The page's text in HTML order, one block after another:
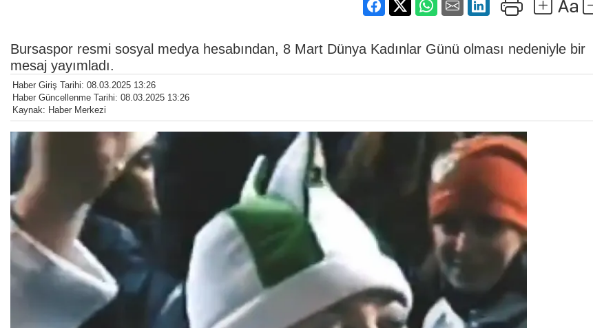
Bursaspor resmi sosyal medya hesabından, 8 Mart Dünya Kadınlar Günü olması nedeniyle bir
mesaj yayımladı.
Haber Giriş Tarihi: 08.03.2025 13:26
Haber Güncellenme Tarihi: 08.03.2025 13:26
Kaynak: Haber Merkezi